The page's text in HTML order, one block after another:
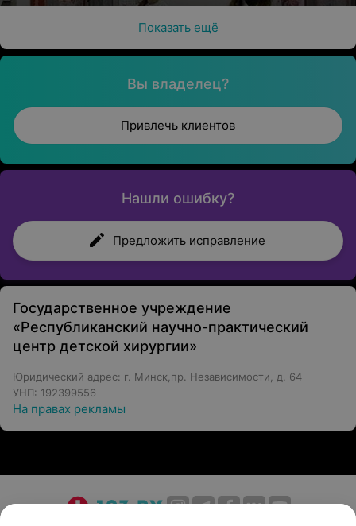
Показать ещё
Вы владелец?
Привлечь клиентов
Нашли ошибку?
Предложить исправление
Государственное учреждение
«Республиканский научно-практический
центр детской хирургии»
Юридический адрес: г. Минск,пр. Независимости, д. 64
УНП: 192399556
На правах рекламы